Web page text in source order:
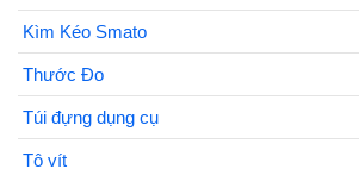
Kìm Kéo Smato
Thước Đo
Túi đựng dụng cụ
Tô vít